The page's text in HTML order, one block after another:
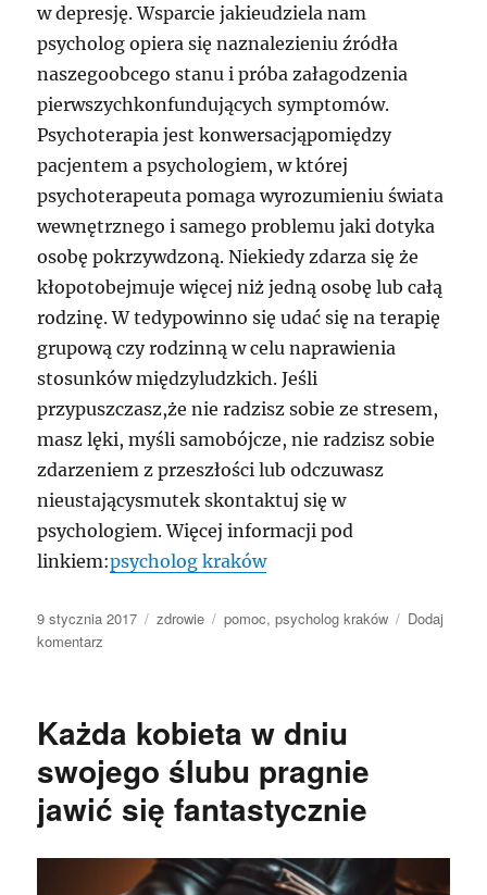
w depresję. Wsparcie jakieudziela nam
psycholog opiera się naznalezieniu źródła
naszegoobcego stanu i próba załagodzenia
pierwszychkonfundujących symptomów.
Psychoterapia jest konwersacjąpomiędzy
pacjentem a psychologiem, w której
psychoterapeuta pomaga wyrozumieniu świata
wewnętrznego i samego problemu jaki dotyka
osobę pokrzywdzoną. Niekiedy zdarza się że
kłopotobejmuje więcej niż jedną osobę lub całą
rodzinę. W tedypowinno się udać się na terapię
grupową czy rodzinną w celu naprawienia
stosunków międzyludzkich. Jeśli
przypuszczasz,że nie radzisz sobie ze stresem,
masz lęki, myśli samobójcze, nie radzisz sobie
zdarzeniem z przeszłości lub odczuwasz
nieustającysmutek skontaktuj się w
psychologiem. Więcej informacji pod
linkiem:psycholog kraków
Data
publikacji
9 stycznia 2017 Kategorie
zdrowie Tagi
pomoc,psycholog kraków
Dodaj
komentarz
należyty
do
formy
psychicznej.
Każda kobieta w dniu
swojego ślubu pragnie
jawić się fantastycznie